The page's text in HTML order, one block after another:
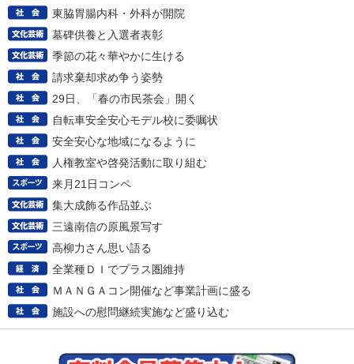
東脇胃腸内科・外科が開院
墓碑供養と入選者表彰
季節の花々華やかに生ける
請求棄却求め争う姿勢
29日、「春の市民茶会」開く
自転車安全安心モデル校に委嘱状
安全安心な地域になるように
人権教室や啓発活動に取り組む
来月21日コンペ
集大成飾る作品並ぶ
三遠南信の原風景写す
高柳力さん思い語る
全業種ＤＩでプラス圏維持
ＭＡＮＧＡコン開催など事業計画に盛る
施設への慰問継続実施など盛り込む